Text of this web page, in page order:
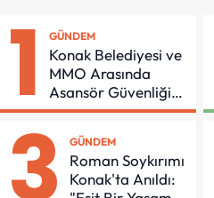
1 GÜNDEM
Konak Belediyesi ve
MMO Arasında
Asansör Güvenliği
İçin Önemli Protokol
3 GÜNDEM
Roman Soykırımı
Konak'ta Anıldı: